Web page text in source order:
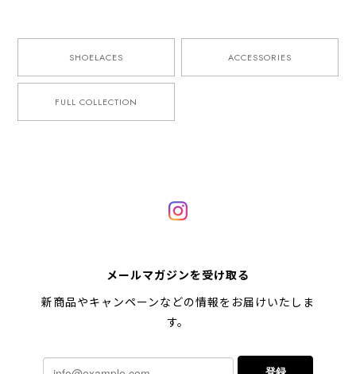
SHOELACES ACCESSORIES
FULL COLLECTION
メールマガジンを受け取る
新商品やキャンペーンなどの情報をお届けいたしま
す。